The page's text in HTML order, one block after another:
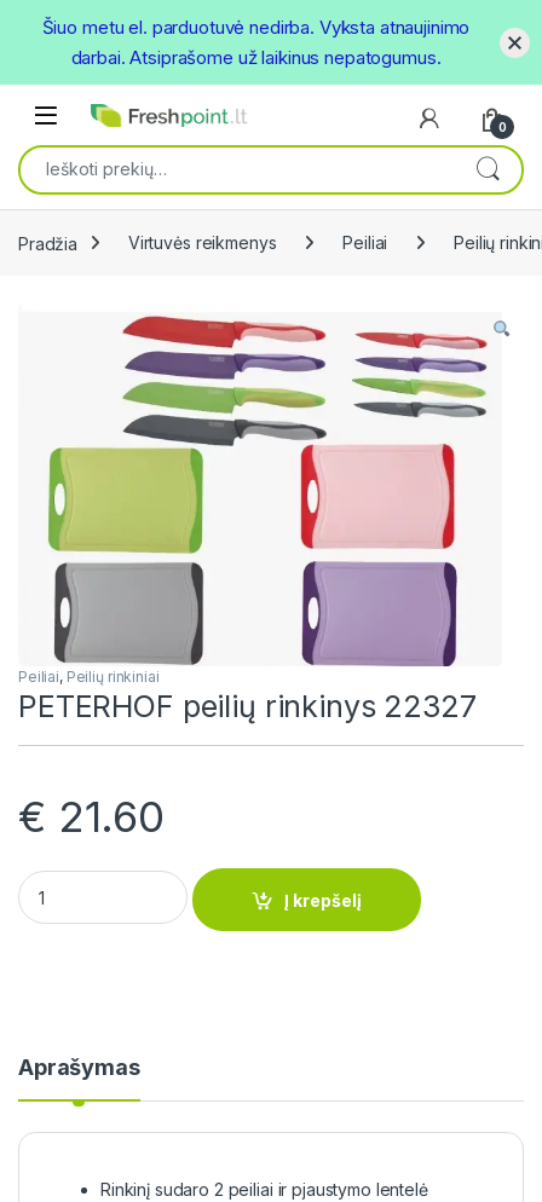
Open
0
Ieškoti:
Pradžia Virtuvės reikmenys Peiliai Peilių
Peiliai, Peilių rinkiniai
PETERHOF peilių rinkinys 22327
€ 21.60
PETERHOF peilių rinkinys 22327 quantity
Į krepšelį
Aprašymas
Rinkinį sudaro 2 peiliai ir pjaustymo lentelė
Šiuo metu el. parduotuvė nedirba. Vyksta atnaujinimo
darbai. Atsiprašome už laikinus nepatogumus.